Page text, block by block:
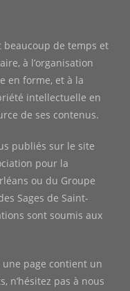
beaucoup de temps et
à l’organisation
en forme, et à la
intellectuelle en
de ses contenus.
publiés sur le site
pour la
ou du Groupe
Sages de Saint-
sont soumis aux
une page contient un
n’hésitez pas à nous